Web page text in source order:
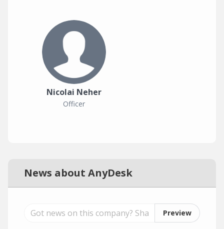
Nicolai Neher
Officer
News about AnyDesk
Preview